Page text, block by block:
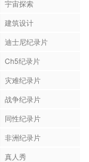
宇宙探索
建筑设计
迪士尼纪录片
Ch5纪录片
灾难纪录片
战争纪录片
同性纪录片
非洲纪录片
真人秀